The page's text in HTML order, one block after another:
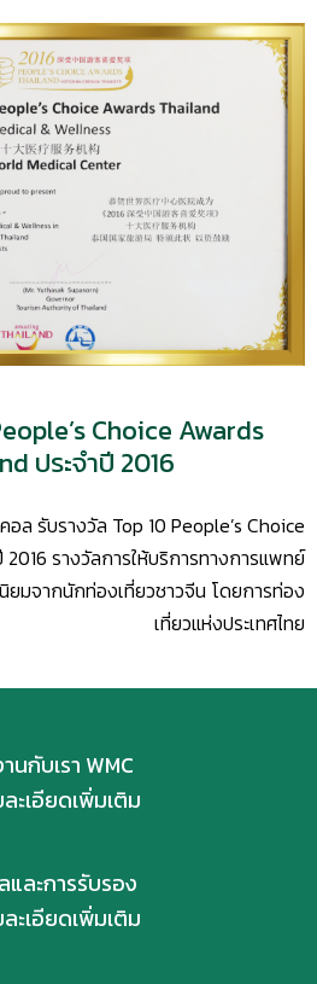
Choice Awards
ประจำปี 2016
อล รับรางวัล Top 10 People’s Choice
รางวัลการให้บริการทางการแพทย์
ยมจากนักท่องเที่ยวชาวจีน โดยการท่อง
เที่ยวแห่งประเทศไทย
นกับเรา WMC
ะเอียดเพิ่มเติม
และการรับรอง
ะเอียดเพิ่มเติม